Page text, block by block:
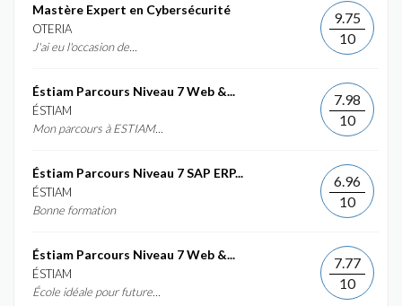
Mastère Expert en Cybersécurité
OTERIA
J'ai eu l'occasion de...
9.75
10
Éstiam Parcours Niveau 7 Web &...
ÉSTIAM
Mon parcours à ESTIAM...
7.98
10
Éstiam Parcours Niveau 7 SAP ERP...
ÉSTIAM
Bonne formation
6.96
10
Éstiam Parcours Niveau 7 Web &...
ÉSTIAM
École idéale pour future...
7.77
10